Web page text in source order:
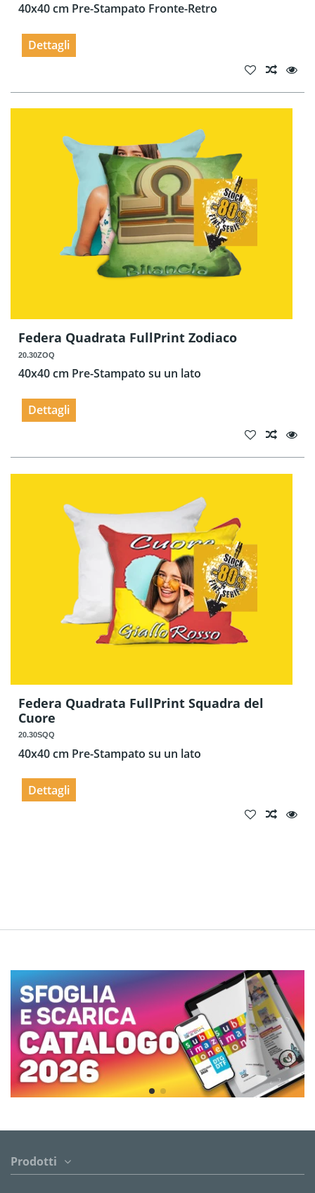
40x40 cm Pre-Stampato Fronte-Retro
Dettagli
Federa Quadrata FullPrint Zodiaco
20.30ZOQ
40x40 cm Pre-Stampato su un lato
Dettagli
Federa Quadrata FullPrint Squadra del
Cuore
20.30SQQ
40x40 cm Pre-Stampato su un lato
Dettagli
Prodotti